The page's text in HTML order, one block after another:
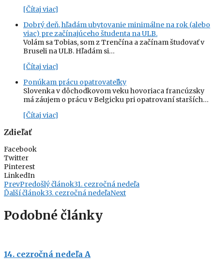
[Čítaj viac]
Dobrý deň, hľadám ubytovanie minimálne na rok (alebo
viac) pre začínajúceho študenta na ULB.
Volám sa Tobias, som z Trenčína a začínam študovať v
Bruseli na ULB. Hľadám si…
[Čítaj viac]
Ponúkam prácu opatrovateľky
Slovenka v dôchodkovom veku hovoriaca francúzsky
má záujem o prácu v Belgicku pri opatrovaní starších…
[Čítaj viac]
Zdieľať
Facebook
Twitter
Pinterest
LinkedIn
PrevPredošlý článok31. cezročná nedeľa
Ďalší článok33. cezročná nedeľaNext
Podobné články
14. cezročná nedeľa A